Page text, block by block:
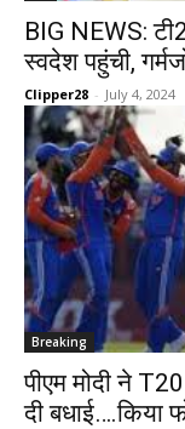
BIG NEWS:
स्वदेश पहुंची,
Clipper28 - July 4, 2024
Breaking
पीएम मोदी ने
दी बधाई….किया